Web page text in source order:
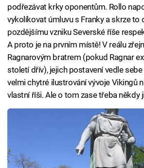
podřezávat krky oponentům. Rollo
vykolíkovat úmluvu s Franky a skrze to
pozdějšímu vzniku Severské říše
A proto je na prvním místě! V reálu
Ragnarovým bratrem (pokud Ragnar
století dřív), jejich postavení vedle sebe
velmi chytré ilustrování vývoje Vikingů
vlastní říši. Ale o tom zase třeba někdy